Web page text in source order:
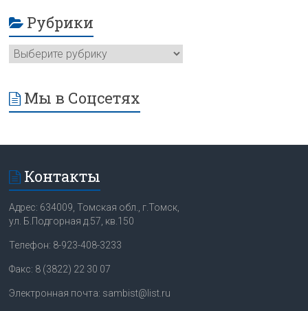
Рубрики
Мы в Соцсетях
Контакты
Адрес: 634009, Томская обл., г.Томск,
ул. Б.Подгорная д.57, кв.150
Телефон: 8-923-408-3233
Факс: 8 (3822) 22 30 07
Электронная почта: sambist@list.ru